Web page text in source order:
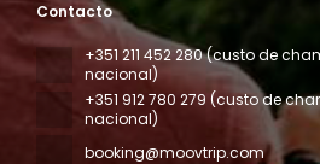
Contacto
+351 211 452 280 (custo de
nacional)
+351 912 780 279 (custo de
nacional)
booking@moovtrip.com